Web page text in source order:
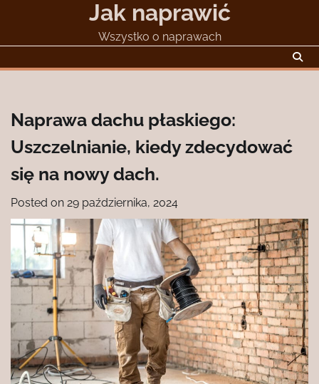
Jak naprawić
Wszystko o naprawach
Naprawa dachu płaskiego:
Uszczelnianie, kiedy zdecydować
się na nowy dach.
Posted on 29 października, 2024